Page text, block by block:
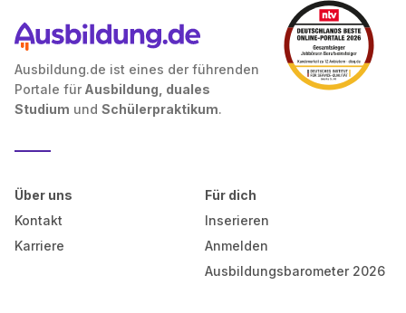
Ausbildung.de ist eines der führenden
Portale für Ausbildung, duales
Studium und Schülerpraktikum.
Über uns
Kontakt
Karriere
Für dich
Inserieren
Anmelden
Ausbildungsbarometer 2026